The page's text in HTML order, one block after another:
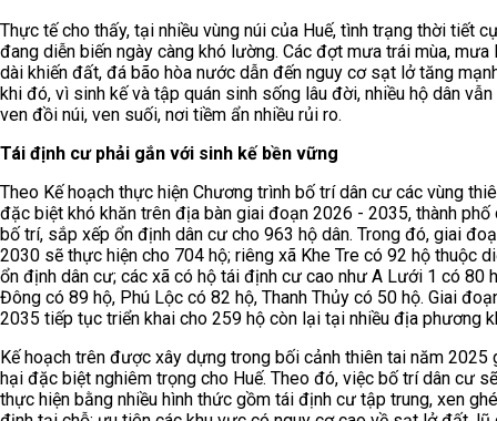
Thực tế cho thấy, tại nhiều vùng núi của Huế, tình trạng thời tiết
đang diễn biến ngày càng khó lường. Các đợt mưa trái mùa, mưa
dài khiến đất, đá bão hòa nước dẫn đến nguy cơ sạt lở tăng
khi đó, vì sinh kế và tập quán sinh sống lâu đời, nhiều hộ dân
ven đồi núi, ven suối, nơi tiềm ẩn nhiều rủi ro.
Tái định cư phải gắn với sinh kế bền vững
Theo Kế hoạch thực hiện Chương trình bố trí dân cư các vùng
đặc biệt khó khăn trên địa bàn giai đoạn 2026 - 2035, thành phố
bố trí, sắp xếp ổn định dân cư cho 963 hộ dân. Trong đó, giai
2030 sẽ thực hiện cho 704 hộ; riêng xã Khe Tre có 92 hộ thuộc
ổn định dân cư; các xã có hộ tái định cư cao như A Lưới 1 có 80
Đông có 89 hộ, Phú Lộc có 82 hộ, Thanh Thủy có 50 hộ. Giai
2035 tiếp tục triển khai cho 259 hộ còn lại tại nhiều địa phương
Kế hoạch trên được xây dựng trong bối cảnh thiên tai năm 2025
hại đặc biệt nghiêm trọng cho Huế. Theo đó, việc bố trí dân cư
thực hiện bằng nhiều hình thức gồm tái định cư tập trung, xen